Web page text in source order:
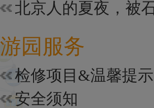
游园服务
检修项目&温馨提示
安全须知